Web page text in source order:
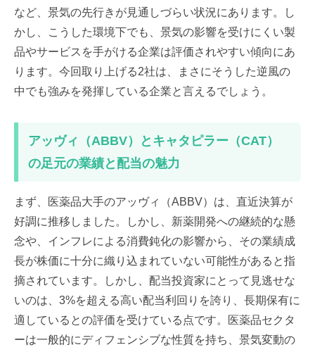
など、景気の先行きが見通しづらい状況にあります。し
かし、こうした環境下でも、景気の影響を受けにくい製
品やサービスを手がける企業は評価されやすい傾向にあ
ります。今回取り上げる2社は、まさにそうした逆風の
中でも強みを発揮している企業と言えるでしょう。
アッヴィ（ABBV）とキャタピラー（CAT）
の足元の業績と配当の魅力
まず、医薬品大手のアッヴィ（ABBV）は、直近決算が
好調に推移しました。しかし、新薬開発への継続的な懸
念や、インフレによる消費鈍化の影響から、その業績成
長が株価に十分に織り込まれていない可能性があると指
摘されています。しかし、配当投資家にとって見逃せな
いのは、3%を超える高い配当利回りを誇り、長期保有に
適しているとの評価を受けている点です。医薬品セクタ
ーは一般的にディフェンシブな性質を持ち、景気変動の